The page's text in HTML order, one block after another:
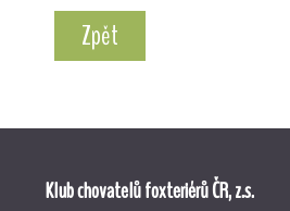
Zpět
Klub chovatelů foxteriérů ČR, z.s.